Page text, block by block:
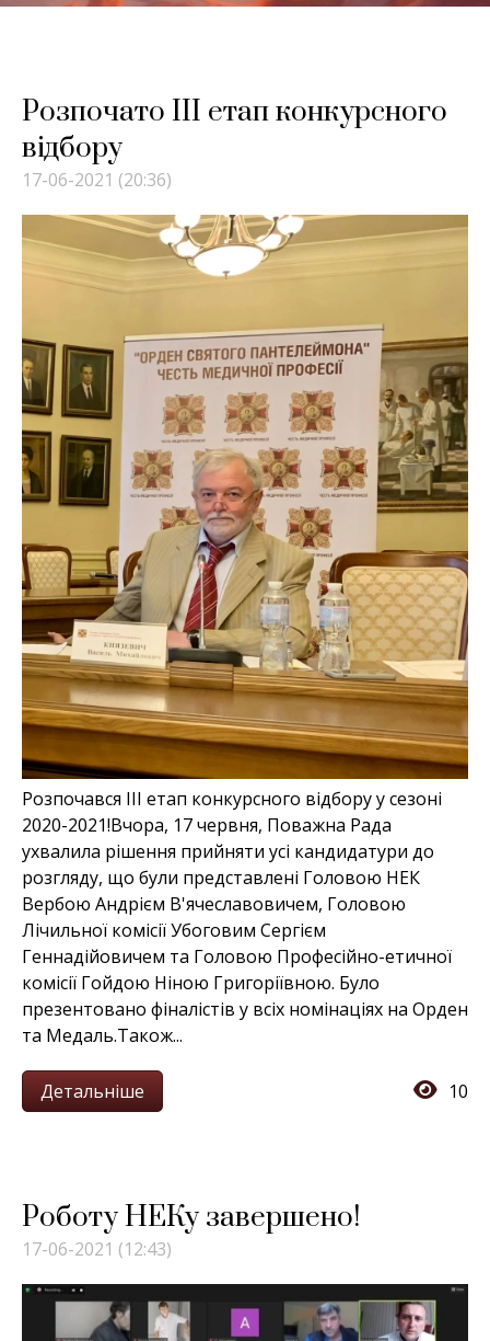
Розпочато ІІІ етап конкурсного
відбору
17-06-2021 (20:36)
Розпочався ІІІ етап конкурсного відбору у сезоні
2020-2021!Вчора, 17 червня, Поважна Рада
ухвалила рішення прийняти усі кандидатури до
розгляду, що були представлені Головою НЕК
Вербою Андрієм В'ячеславовичем, Головою
Лічильної комісії Убоговим Сергієм
Геннадійовичем та Головою Професійно-етичної
комісії Гойдою Ніною Григоріївною. Було
презентовано фіналістів у всіх номінаціях на Орден
та Медаль.Також...
Детальніше 10
Роботу НЕКу завершено!
17-06-2021 (12:43)